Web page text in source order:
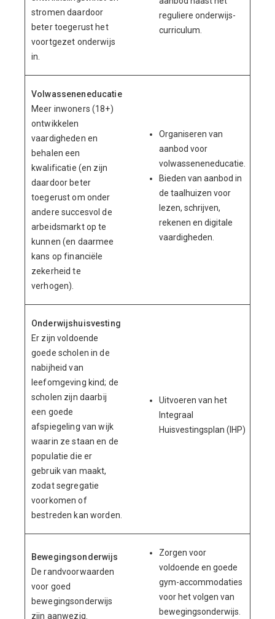
stromen daardoor
beter toegerust het
voortgezet onderwijs
in.
reguliere onderwijs-
curriculum.
Volwasseneneducatie
Meer inwoners (18+)
ontwikkelen
vaardigheden en
behalen een
kwalificatie (en zijn
daardoor beter
toegerust om onder
andere succesvol de
arbeidsmarkt op te
kunnen (en daarmee
kans op financiële
zekerheid te
verhogen).
Organiseren van
aanbod voor
volwasseneneducatie.
Bieden van aanbod in
de taalhuizen voor
lezen, schrijven,
rekenen en digitale
vaardigheden.
Onderwijshuisvesting
Er zijn voldoende
goede scholen in de
nabijheid van
leefomgeving kind; de
scholen zijn daarbij
een goede
afspiegeling van wijk
waarin ze staan en de
populatie die er
gebruik van maakt,
zodat segregatie
voorkomen of
bestreden kan worden.
Uitvoeren van het
Integraal
Huisvestingsplan (IHP)
Bewegingsonderwijs
De randvoorwaarden
voor goed
bewegingsonderwijs
zijn aanwezig.
Zorgen voor
voldoende en goede
gym-accommodaties
voor het volgen van
bewegingsonderwijs.